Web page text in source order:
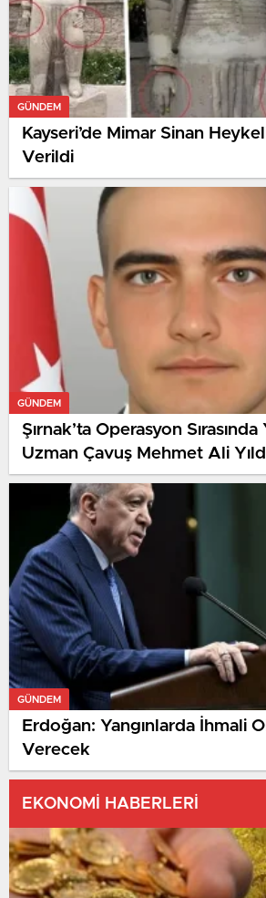
GÜNDEM
Kayseri’de Mimar Sinan
Verildi
GÜNDEM
Şırnak’ta Operasyon Sırasında
Uzman Çavuş Mehmet Ali
Düştü
GÜNDEM
Erdoğan: Yangınlarda İhmali
Verecek
EKONOMİ HABERLERİ